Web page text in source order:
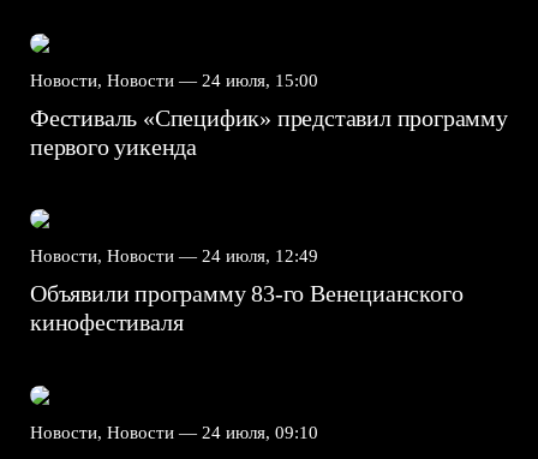
Новости, Новости — 24 июля, 15:00
Фестиваль «Специфик» представил программу
первого уикенда
Новости, Новости — 24 июля, 12:49
Объявили программу 83-го Венецианского
кинофестиваля
Новости, Новости — 24 июля, 09:10